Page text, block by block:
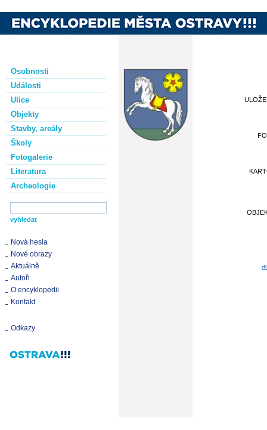
Osobnosti
Události
Ulice
Objekty
Stavby, areály
Školy
Fotogalerie
Literatura
Archeologie
Nová hesla
Nové obrazy
Aktuálně
Autoři
O encyklopedii
Kontakt
Odkazy